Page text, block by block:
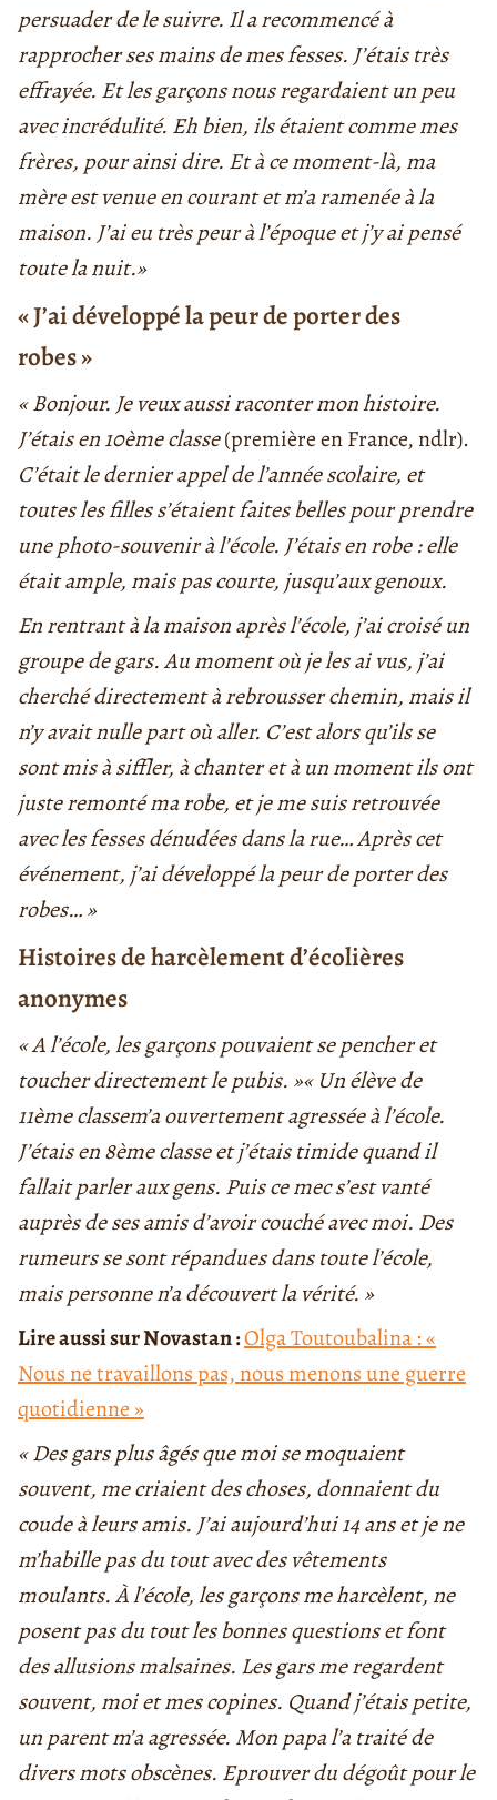
persuader de le suivre. Il a recommencé à
rapprocher ses mains de mes fesses. J’étais très
effrayée. Et les garçons nous regardaient un peu
avec incrédulité. Eh bien, ils étaient comme mes
frères, pour ainsi dire. Et à ce moment-là, ma
mère est venue en courant et m’a ramenée à la
maison. J’ai eu très peur à l’époque et j’y ai pensé
toute la nuit.»
« J’ai développé la peur de porter des
robes »
« Bonjour. Je veux aussi raconter mon histoire.
J’étais en 10ème classe(première en France, ndlr).
C’était le dernier appel de l’année scolaire, et
toutes les filles s’étaient faites belles pour prendre
une photo-souvenir à l’école. J’étais en robe : elle
était ample, mais pas courte, jusqu’aux genoux.
En rentrant à la maison après l’école, j’ai croisé un
groupe de gars. Au moment où je les ai vus, j’ai
cherché directement à rebrousser chemin, mais il
n’y avait nulle part où aller. C’est alors qu’ils se
sont mis à siffler, à chanter et à un moment ils ont
juste remonté ma robe, et je me suis retrouvée
avec les fesses dénudées dans la rue… Après cet
événement, j’ai développé la peur de porter des
robes… »
Histoires de harcèlement d’écolières
anonymes
« A l’école, les garçons pouvaient se pencher et
toucher directement le pubis. »« Un élève de
11ème classem’a ouvertement agressée à l’école.
J’étais en 8ème classe et j’étais timide quand il
fallait parler aux gens. Puis ce mec s’est vanté
auprès de ses amis d’avoir couché avec moi. Des
rumeurs se sont répandues dans toute l’école,
mais personne n’a découvert la vérité. »
Lire aussi sur Novastan :Olga Toutoubalina : «
Nous ne travaillons pas, nous menons une guerre
quotidienne »
« Des gars plus âgés que moi se moquaient
souvent, me criaient des choses, donnaient du
coude à leurs amis. J’ai aujourd’hui 14 ans et je ne
m’habille pas du tout avec des vêtements
moulants. À l’école, les garçons me harcèlent, ne
posent pas du tout les bonnes questions et font
des allusions malsaines. Les gars me regardent
souvent, moi et mes copines. Quand j’étais petite,
un parent m’a agressée. Mon papa l’a traité de
divers mots obscènes. Eprouver du dégoût pour le